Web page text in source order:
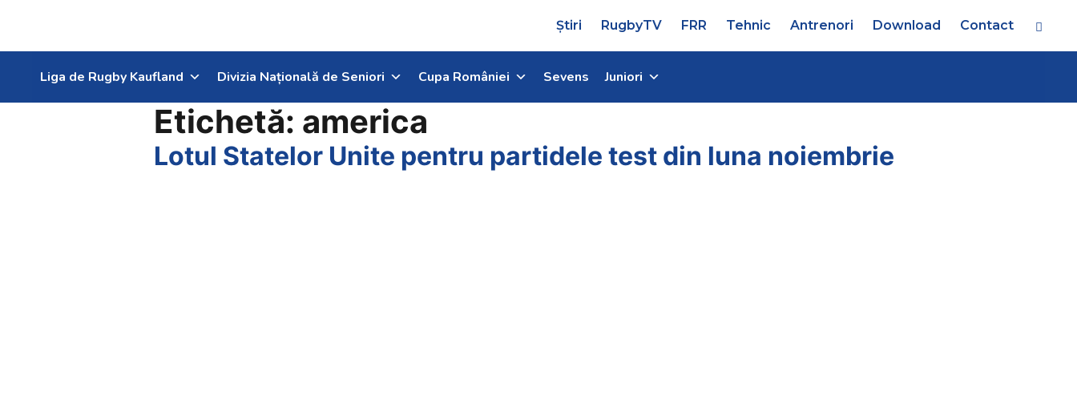
Știri RugbyTV FRR Tehnic Antrenori Download Contact
Liga de Rugby Kaufland Divizia Națională de Seniori Cupa României Sevens Juniori
Etichetă: america
Lotul Statelor Unite pentru partidele test din luna noiembrie